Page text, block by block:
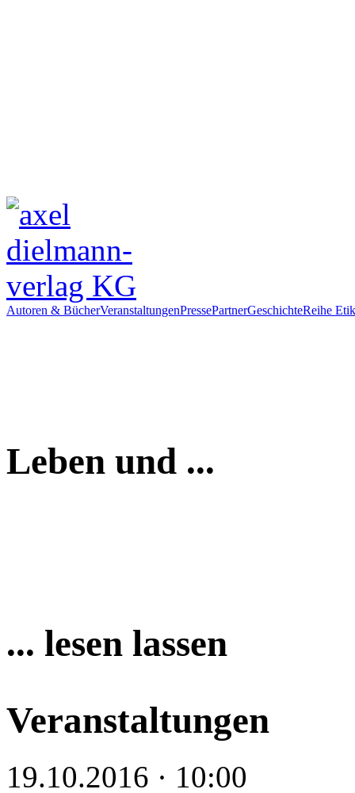
Autoren & BücherVeranstaltungenPressePartnerGeschichteReihe
Leben und ...
... lesen lassen
Veranstaltungen
19.10.2016 · 10:00